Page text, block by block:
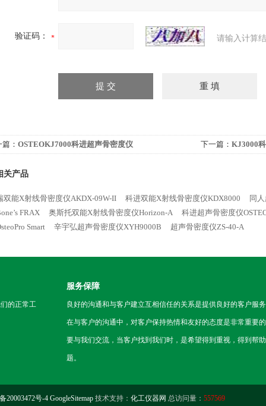
验证码： 请输入计算
： OSTEOKJ7000科进超声骨密度仪 下一篇： KJ3000
关产品
双能X射线骨密度仪AKDX-09W-II 科进双能X射线骨密度仪KDX8000 同
FRAX
奥斯托双能X射线骨密度仪Horizon-A 科进超声骨密度仪
Smart
辛宇弘超声骨密度仪XYH9000B 超声骨密度仪ZS-40-A
的正常工
服务保障
良好的沟通和与客户建立互相信任的关系是提供良好的客户服务
在与客户的沟通中，对客户保持热情和友好的态度是非常重要
要与我们交流，当客户找到我们时，是希望得到重视，得到帮
题。
20003472号-4 GoogleSitemap 技术支持： 化工仪器网 总访问量： 557569